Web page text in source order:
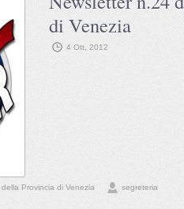
di Venezia
4 Ott, 2012
Provincia di Venezia segreteria